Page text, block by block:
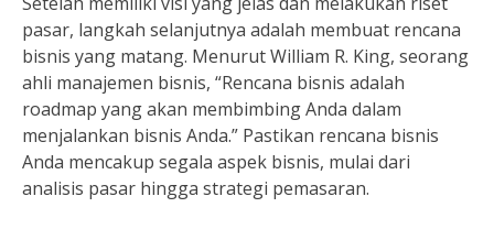
pasar, langkah selanjutnya adalah membuat rencana
bisnis yang matang. Menurut William R. King, seorang
ahli manajemen bisnis, “Rencana bisnis adalah
roadmap yang akan membimbing Anda dalam
menjalankan bisnis Anda.” Pastikan rencana bisnis
Anda mencakup segala aspek bisnis, mulai dari
analisis pasar hingga strategi pemasaran.